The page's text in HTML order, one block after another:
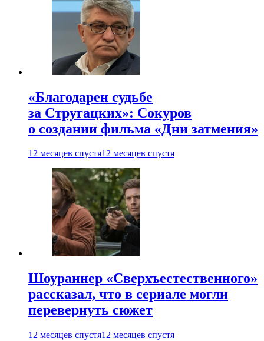
«Благодарен судьбе
за Стругацких»: Сокуров
о создании фильма «Дни затмения»
12 месяцев спустя12 месяцев спустя
Шоураннер «Сверхъестественного»
рассказал, что в сериале могли
перевернуть сюжет
12 месяцев спустя12 месяцев спустя